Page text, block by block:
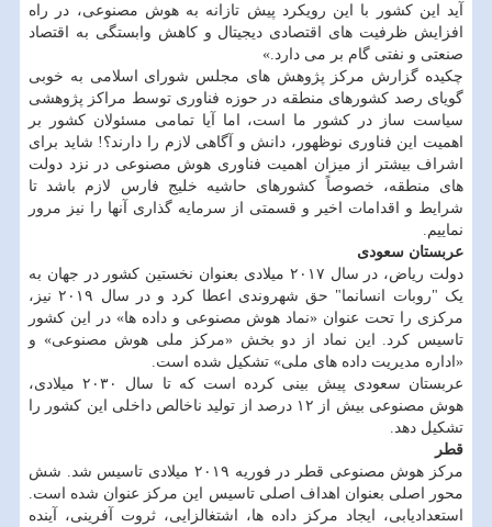
آید این کشور با این رویکرد پیش تازانه به هوش مصنوعی، در راه
افزایش ظرفیت های اقتصادی دیجیتال و کاهش وابستگی به اقتصاد
صنعتی و نفتی گام بر می دارد.»
چکیده گزارش مرکز پژوهش های مجلس شورای اسلامی به خوبی
گویای رصد کشورهای منطقه در حوزه فناوری توسط مراکز پژوهشی
سیاست ساز در کشور ما است، اما آیا تمامی مسئولان کشور بر
اهمیت این فناوری نوظهور، دانش و آگاهی لازم را دارند؟! شاید برای
اشراف بیشتر از میزان اهمیت فناوری هوش مصنوعی در نزد دولت
های منطقه، خصوصاً کشورهای حاشیه خلیج فارس لازم باشد تا
شرایط و اقدامات اخیر و قسمتی از سرمایه گذاری آنها را نیز مرور
نماییم.
عربستان سعودی
دولت ریاض، در سال ۲۰۱۷ میلادی بعنوان نخستین کشور در جهان به
یک "روبات انسانما" حق شهروندی اعطا کرد و در سال ۲۰۱۹ نیز،
مرکزی را تحت عنوان «نماد هوش مصنوعی و داده ها» در این کشور
تاسیس کرد. این نماد از دو بخش «مرکز ملی هوش مصنوعی» و
«اداره مدیریت داده های ملی» تشکیل شده است.
عربستان سعودی پیش بینی کرده است که تا سال ۲۰۳۰ میلادی،
هوش مصنوعی بیش از ۱۲ درصد از تولید ناخالص داخلی این کشور را
تشکیل دهد.
قطر
مرکز هوش مصنوعی قطر در فوریه ۲۰۱۹ میلادی تاسیس شد. شش
محور اصلی بعنوان اهداف اصلی تاسیس این مرکز عنوان شده است.
استعدادیابی، ایجاد مرکز داده ها، اشتغالزایی، ثروت آفرینی، آینده